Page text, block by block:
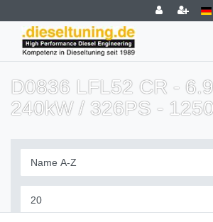
D0836 LFL52 CR -
240kW / 326PS -